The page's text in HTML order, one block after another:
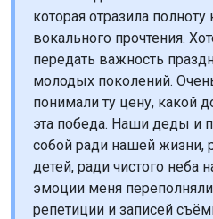
которая отразила
вокального прочтения.
передать важность
молодых поколений.
понимали ту цену, какой
эта победа. Наши деды и
собой ради нашей жизни,
детей, ради чистого неба
эмоции меня
репетиции и записей